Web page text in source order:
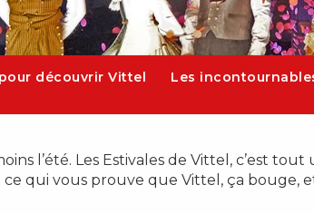
découvrir Vittel Les
l’été. Les Estivales de Vittel, c’est
qui vous prouve que Vittel, ça bouge,